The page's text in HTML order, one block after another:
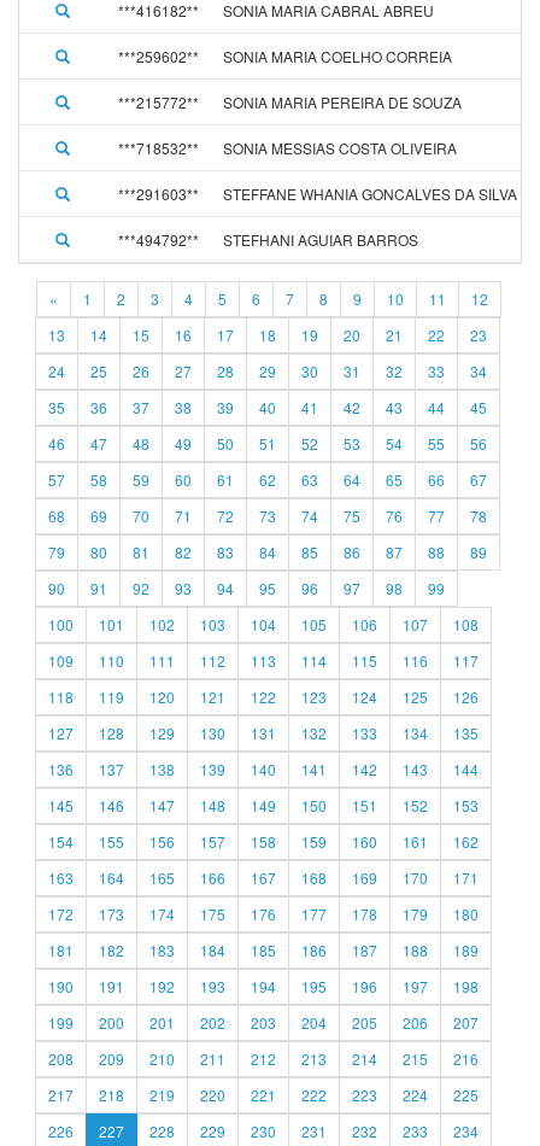
***416182** SONIA MARIA CABRAL ABREU
***259602** SONIA MARIA COELHO CORREIA
***215772** SONIA MARIA PEREIRA DE SOUZA
***718532** SONIA MESSIAS COSTA OLIVEIRA
***291603** STEFFANE WHANIA GONCALVES DA SILVA
***494792** STEFHANI AGUIAR BARROS
« 1 2 3 4 5 6 7 8 9 10 11
12
13
14 15 16 17 18 19 20 21 22
23
24
25 26 27 28 29 30 31 32 33
34
35
36 37 38 39 40 41 42 43 44
45
46
47 48 49 50 51 52 53 54 55
56
57
58 59 60 61 62 63 64 65 66
67
68
69 70 71 72 73 74 75 76 77
78
79
80 81 82 83 84 85 86 87 88
89
90
91 92 93 94 95 96 97 98
99
100
101 102 103 104 105 106 107
108
109
110 111 112 113 114 115 116
117
118
119 120 121 122 123 124 125
126
127
128 129 130 131 132 133 134
135
136
137 138 139 140 141 142 143
144
145
146 147 148 149 150 151 152
153
154
155 156 157 158 159 160 161
162
163
164 165 166 167 168 169 170
171
172
173 174 175 176 177 178 179
180
181
182 183 184 185 186 187 188
189
190
191 192 193 194 195 196 197
198
199
200 201 202 203 204 205 206
207
208
209 210 211 212 213 214 215
216
217
218 219 220 221 222 223 224
225
226
227 228 229 230 231 232 233 234